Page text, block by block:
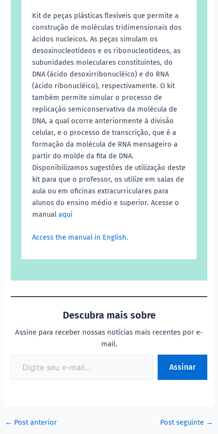
Kit de peças plásticas flexíveis que permite a
construção de moléculas tridimensionais dos
ácidos nucleicos. As peças simulam os
desoxinucleotídeos e os ribonucleotídeos, as
subunidades moleculares constituintes, do
DNA (ácido desoxirribonucléico) e do RNA
(ácido ribonucléico), respectivamente. O kit
também permite simular o processo de
replicação semiconservativa da molécula de
DNA, a qual ocorre anteriormente à divisão
celular, e o processo de transcrição, que é a
formação da molécula de RNA mensageiro a
partir do molde da fita de DNA.
Disponibilizamos sugestões de utilização deste
kit para que o professor, os utilize em salas de
aula ou em oficinas extracurriculares para
alunos do ensino médio e superior. Acesse o
manualaqui
Access the manual in English.
Descubra mais sobre
Assine para receber nossas notícias mais recentes por e-
mail.
Assinar
← Post anterior Post seguinte →